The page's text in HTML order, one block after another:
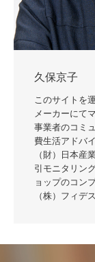
久保京子
このサイトを
メーカーにて
事業者のコミ
費生活アドバ
（財）日本産
引モニタリン
ョップのコン
（株）フィデ